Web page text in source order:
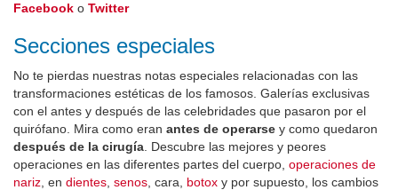
Facebook o Twitter
Secciones especiales
No te pierdas nuestras notas especiales relacionadas con las
transformaciones estéticas de los famosos. Galerías exclusivas
con el antes y después de las celebridades que pasaron por el
quirófano. Mira como eran antes de operarse y como quedaron
después de la cirugía . Descubre las mejores y peores
operaciones en las diferentes partes del cuerpo, operaciones de
nariz , en dientes senos , cara, botox y por supuesto, los cambios